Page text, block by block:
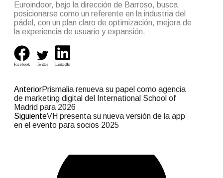
Euroindoor, bajo la dirección de Barroso, busca
posicionarse como un referente en la industria del
pádel, con un plan claro de optimización, mejora de
la experiencia de usuario y expansión.
Facebook Twitter LinkedIn
AnteriorPrismalia renueva su papel como agencia
de marketing digital del International School of
Madrid para 2026
SiguienteVH presenta su nueva versión de la app
en el evento para socios 2025